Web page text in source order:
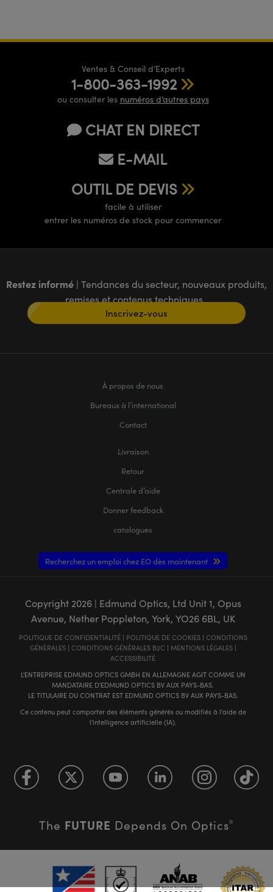
Ventes & Conseil d’Experts
1-800-363-1992
ou consulter les numéros d’autres pays
CHAT EN DIRECT
E-MAIL
OUTIL DE DEVIS
facile à utiliser
entrer les numéros de stock pour commencer
Restez informé | Tendances du secteur, nouveaux produits,
remises et contenus techniques
Inscrivez-vous
À propos de nous
Bureaux à l’international
Contact
Livraison
Retour
Centrale d’aide
Donner feedback
catalogues
Recherchez un emploi chez EO dès maintenant
Copyright 2026| Edmund Optics, Ltd Unit 1, Opus
Avenue, Nether Poppleton, York, YO26 6BL, UK
POLITIQUE DE CONFIDENTIALITÉ| POLITIQUE DE COOKIES| CONDITIONS
GÉNÈRALES| CONDITIONS GÉNÈRALES B2C | MENTIONS LÉGALES|
ACCESSIBILITÉ
L'ENTREPRISE EDMUND OPTICS GMBH EN ALLEMAGNE AGIT COMME UN
MANDATAIRE D'EDMUND OPTICS BV AUX PAYS-BAS.
LE TITULAIRE DU CONTRAT EST EDMUND OPTICS BV AUX PAYS-BAS.
Ce contenu peut comporter des éléments générés ou modifiés à l'aide de
l'intelligence artificielle (IA).
The FUTURE Depends On Optics®